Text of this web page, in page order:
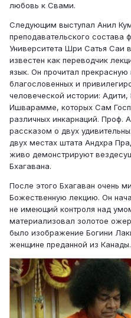
любовь к Свами.
Следующим выступал Анил
преподавательского состава
Университета Шри Сатья Саи
известен как переводчик
язык. Он прочитал
благословенных и
человеческой истории:
Ишварамме, которых Сам
различных инкарнаций. Проф.
рассказом о двух
двух местах штата Андхра
живо демонстрируют
Бхагавана.
После этого Бхагаван очень
Божественную лекцию. Он
не имеющий контроля над
материализовал золотое
было изображение Богини
женщине преданной из Канады.